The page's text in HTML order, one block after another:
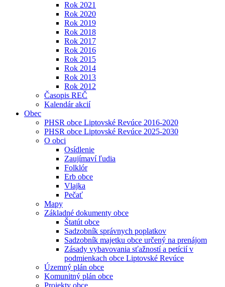
Rok 2021
Rok 2020
Rok 2019
Rok 2018
Rok 2017
Rok 2016
Rok 2015
Rok 2014
Rok 2013
Rok 2012
Časopis REČ
Kalendár akcií
Obec
PHSR obce Liptovské Revúce 2016-2020
PHSR obce Liptovské Revúce 2025-2030
O obci
Osídlenie
Zaujímaví ľudia
Folklór
Erb obce
Vlajka
Pečať
Mapy
Základné dokumenty obce
Štatút obce
Sadzobník správnych poplatkov
Sadzobník majetku obce určený na prenájom
Zásady vybavovania sťažností a petícií v
podmienkach obce Liptovské Revúce
Územný plán obce
Komunitný plán obce
Projekty obce